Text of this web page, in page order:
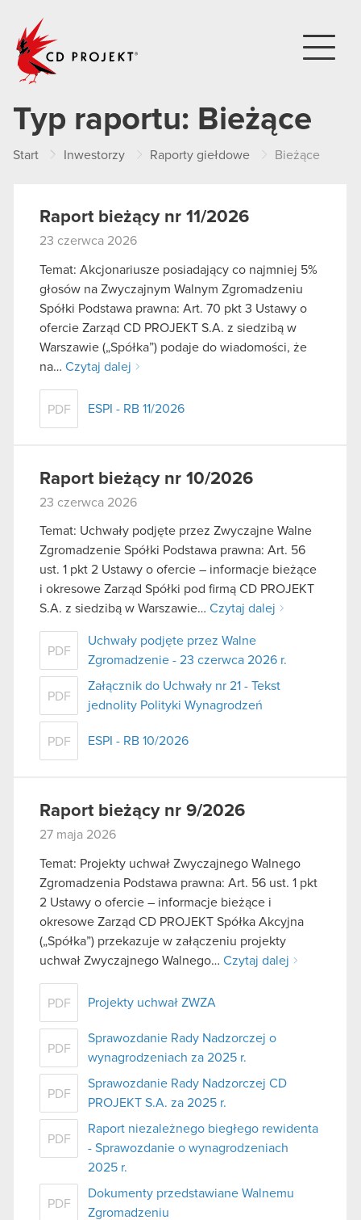
Typ raportu: Bieżące
Start Inwestorzy Raporty giełdowe Bieżące
Raport bieżący nr 11/2026
23 czerwca 2026
Temat: Akcjonariusze posiadający co najmniej 5%
głosów na Zwyczajnym Walnym Zgromadzeniu
Spółki Podstawa prawna: Art. 70 pkt 3 Ustawy o
ofercie Zarząd CD PROJEKT S.A. z siedzibą w
Warszawie („Spółka”) podaje do wiadomości, że
na… Czytaj dalej
PDF ESPI - RB 11/2026
Raport bieżący nr 10/2026
23 czerwca 2026
Temat: Uchwały podjęte przez Zwyczajne Walne
Zgromadzenie Spółki Podstawa prawna: Art. 56
ust. 1 pkt 2 Ustawy o ofercie – informacje bieżące
i okresowe Zarząd Spółki pod firmą CD PROJEKT
S.A. z siedzibą w Warszawie… Czytaj dalej
PDF
Uchwały podjęte przez Walne
Zgromadzenie - 23 czerwca 2026 r.
PDF
Załącznik do Uchwały nr 21 - Tekst
jednolity Polityki Wynagrodzeń
PDF ESPI - RB 10/2026
Raport bieżący nr 9/2026
27 maja 2026
Temat: Projekty uchwał Zwyczajnego Walnego
Zgromadzenia Podstawa prawna: Art. 56 ust. 1 pkt
2 Ustawy o ofercie – informacje bieżące i
okresowe Zarząd CD PROJEKT Spółka Akcyjna
(„Spółka”) przekazuje w załączeniu projekty
uchwał Zwyczajnego Walnego… Czytaj dalej
PDF Projekty uchwał ZWZA
PDF
Sprawozdanie Rady Nadzorczej o
wynagrodzeniach za 2025 r.
PDF
Sprawozdanie Rady Nadzorczej CD
PROJEKT S.A. za 2025 r.
PDF
Raport niezależnego biegłego rewidenta
- Sprawozdanie o wynagrodzeniach
2025 r.
PDF
Dokumenty przedstawiane Walnemu
Zgromadzeniu